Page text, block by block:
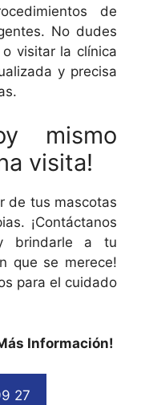
de
No dudes
visitar la clínica
y precisa
mismo
visita!
de tus mascotas
¡Contáctanos
brindarle a tu
que se merece!
para el cuidado
Información!
27